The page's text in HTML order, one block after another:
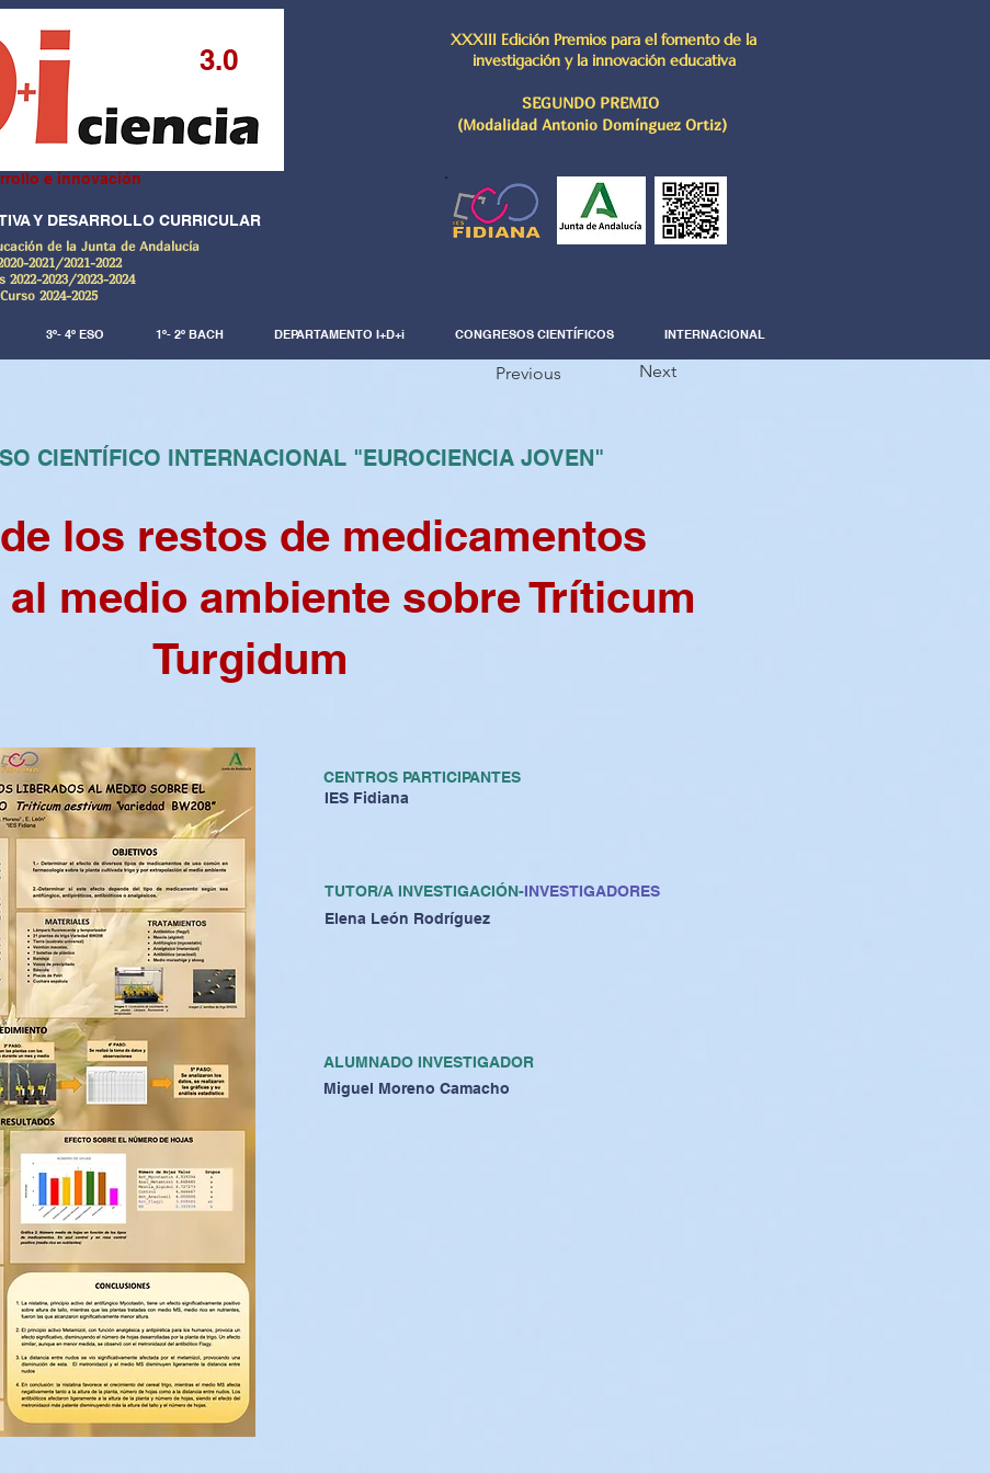
3.0
e innovación
Y DESARROLLO CURRICULAR
de la Junta de Andalucía
2021/2021-2022
2022-2023/2023-2024
2024-2025
XXXIII Edición Premios para el fomento de la
investigación y la innovación educativa
SEGUNDO PREMIO
(Modalidad Antonio Domínguez Ortiz)
3º- 4º ESO 1º- 2º BACH DEPARTAMENTO I+D+i CONGRESOS CIENTÍFICOS INTERNACIONAL
Previous Next
CIENTÍFICO INTERNACIONAL "EUROCIENCIA JOVEN"
los restos de medicamentos
medio ambiente sobre Tríticum
Turgidum
CENTROS PARTICIPANTES
IES Fidiana
TUTOR/A INVESTIGACIÓN-INVESTIGADORES
Elena León Rodríguez
ALUMNADO INVESTIGADOR
Miguel Moreno Camacho